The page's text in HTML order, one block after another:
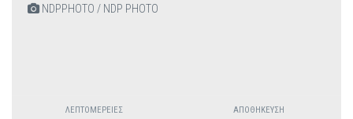
NDPPHOTO / NDP PHOTO
ΛΕΠΤΟΜΈΡΕΙΕΣ ΑΠΟΘΉΚΕΥΣΗ